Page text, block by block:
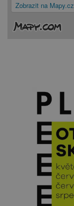
Zobrazit na Mapy.cz